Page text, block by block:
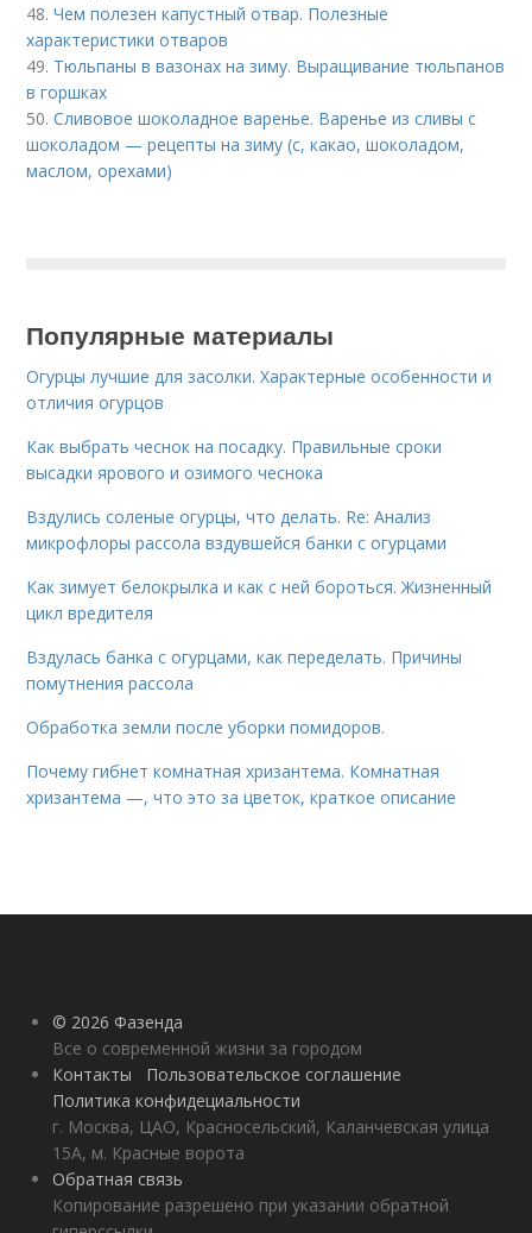
48.Чем полезен капустный отвар. Полезные
характеристики отваров
49. Тюльпаны в вазонах на зиму. Выращивание тюльпанов
в горшках
50.Сливовое шоколадное варенье. Варенье из сливы с
шоколадом — рецепты на зиму (с, какао, шоколадом,
маслом, орехами)
Популярные материалы
Огурцы лучшие для засолки. Характерные особенности и
отличия огурцов
Как выбрать чеснок на посадку. Правильные сроки
высадки ярового и озимого чеснока
Вздулись соленые огурцы, что делать. Re: Анализ
микрофлоры рассола вздувшейся банки с огурцами
Как зимует белокрылка и как с ней бороться. Жизненный
цикл вредителя
Вздулась банка с огурцами, как переделать. Причины
помутнения рассола
Обработка земли после уборки помидоров.
Почему гибнет комнатная хризантема. Комнатная
хризантема —, что это за цветок, краткое описание
© 2026 Фазенда
Все о современной жизни за городом
Контакты
Пользовательское соглашение
Политика конфидециальности
г. Москва, ЦАО, Красносельский, Каланчевская улица
15А, м. Красные ворота
Обратная связь
Копирование разрешено при указании обратной